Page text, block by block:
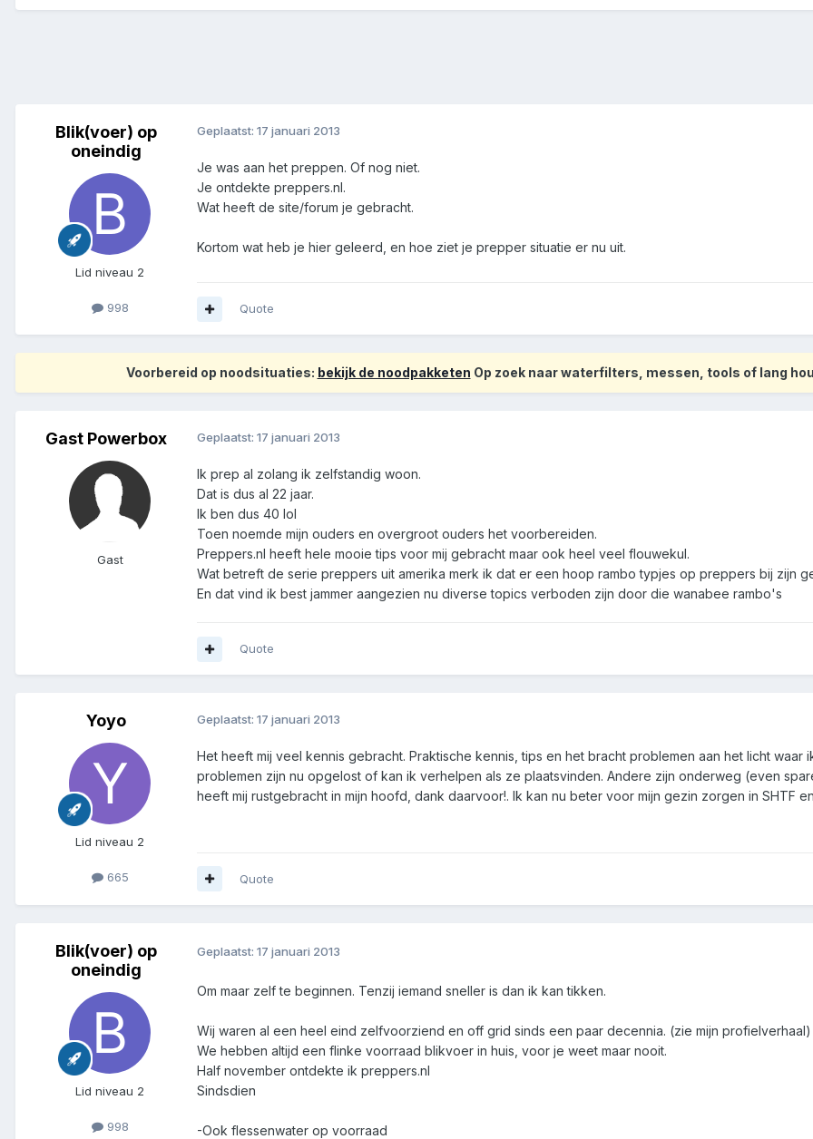
Blik(voer) op
oneindig
Lid niveau 2
998
Geplaatst: 17 januari 2013
Je was aan het preppen. Of nog niet.
Je ontdekte preppers.nl.
Wat heeft de site/forum je gebracht.
Kortom wat heb je hier geleerd, en hoe ziet je prepper situatie er nu uit.
Quote
Voorbereid op noodsituaties: bekijk de noodpakketen Op zoek naar waterfilters, messen, tools of lang
Gast Powerbox
Gast
Geplaatst: 17 januari 2013
Ik prep al zolang ik zelfstandig woon.
Dat is dus al 22 jaar.
Ik ben dus 40 lol
Toen noemde mijn ouders en overgroot ouders het voorbereiden.
Preppers.nl heeft hele mooie tips voor mij gebracht maar ook heel veel flouwekul.
Wat betreft de serie preppers uit amerika merk ik dat er een hoop rambo typjes op preppers bij zijn
En dat vind ik best jammer aangezien nu diverse topics verboden zijn door die wanabee rambo's
Quote
Yoyo
Lid niveau 2
665
Geplaatst: 17 januari 2013
Het heeft mij veel kennis gebracht. Praktische kennis, tips en het bracht problemen aan het licht
problemen zijn nu opgelost of kan ik verhelpen als ze plaatsvinden. Andere zijn onderweg (even
heeft mij rustgebracht in mijn hoofd, dank daarvoor!. Ik kan nu beter voor mijn gezin zorgen in SHTF
Quote
Blik(voer) op
oneindig
Lid niveau 2
998
Geplaatst: 17 januari 2013
Om maar zelf te beginnen. Tenzij iemand sneller is dan ik kan tikken.
Wij waren al een heel eind zelfvoorziend en off grid sinds een paar decennia. (zie mijn profielverhaal)
We hebben altijd een flinke voorraad blikvoer in huis, voor je weet maar nooit.
Half november ontdekte ik preppers.nl
Sindsdien
-Ook flessenwater op voorraad